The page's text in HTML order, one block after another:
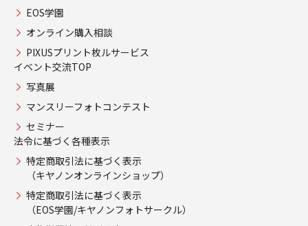
EOS学園
オンライン購入相談
PIXUSプリント枚ルサービス
イベント交流TOP
写真展
マンスリーフォトコンテスト
セミナー
法令に基づく各種表示
特定商取引法に基づく表示
（キヤノンオンラインショップ）
特定商取引法に基づく表示
（EOS学園/キヤノンフォトサークル）